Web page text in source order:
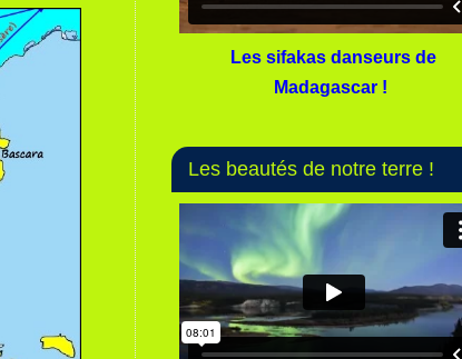
Les sifakas danseurs de
Madagascar !
Les beautés de notre terre !